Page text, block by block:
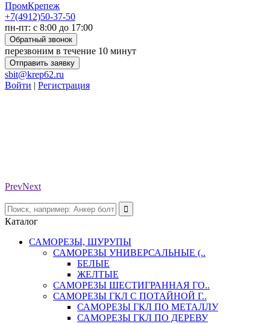
ПромКрепеж
+7(4912)50-37-50
пн-пт: с 8:00 до 17:00
Обратный звонок
перезвоним в течение 10 минут
Отправить заявку
sbit@krep62.ru
Войти | Регистрация
PrevNext
Каталог
САМОРЕЗЫ, ШУРУПЫ
САМОРЕЗЫ УНИВЕРСАЛЬНЫЕ (..
БЕЛЫЕ
ЖЕЛТЫЕ
САМОРЕЗЫ ШЕСТИГРАННАЯ ГО..
САМОРЕЗЫ ГКЛ С ПОТАЙНОЙ Г..
САМОРЕЗЫ ГКЛ ПО МЕТАЛЛУ
САМОРЕЗЫ ГКЛ ПО ДЕРЕВУ